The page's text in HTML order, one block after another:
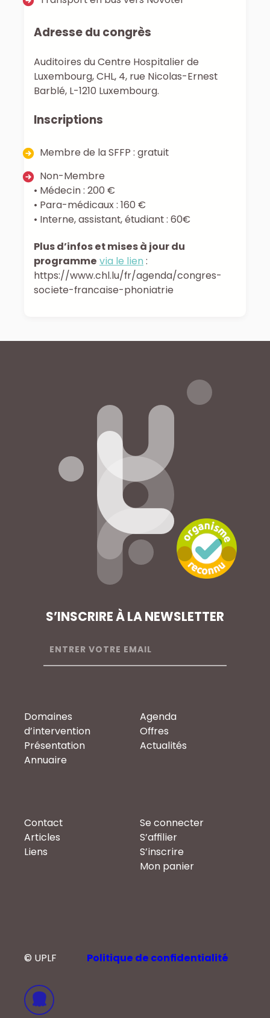
Adresse du congrès
Auditoires du Centre Hospitalier de
Luxembourg, CHL, 4, rue Nicolas-Ernest
Barblé, L-1210 Luxembourg.
Inscriptions
Membre de la SFFP : gratuit
Non-Membre
• Médecin : 200 €
• Para-médicaux : 160 €
• Interne, assistant, étudiant : 60€
Plus d’infos et mises à jour du
programme via le lien :
https://www.chl.lu/fr/agenda/congres-
societe-francaise-phoniatrie
S’INSCRIRE À LA NEWSLETTER
Domaines
d’intervention
Présentation
Annuaire
Agenda
Offres
Actualités
Contact
Articles
Liens
Se connecter
S’affilier
S’inscrire
Mon panier
© UPLF Politique de confidentialité